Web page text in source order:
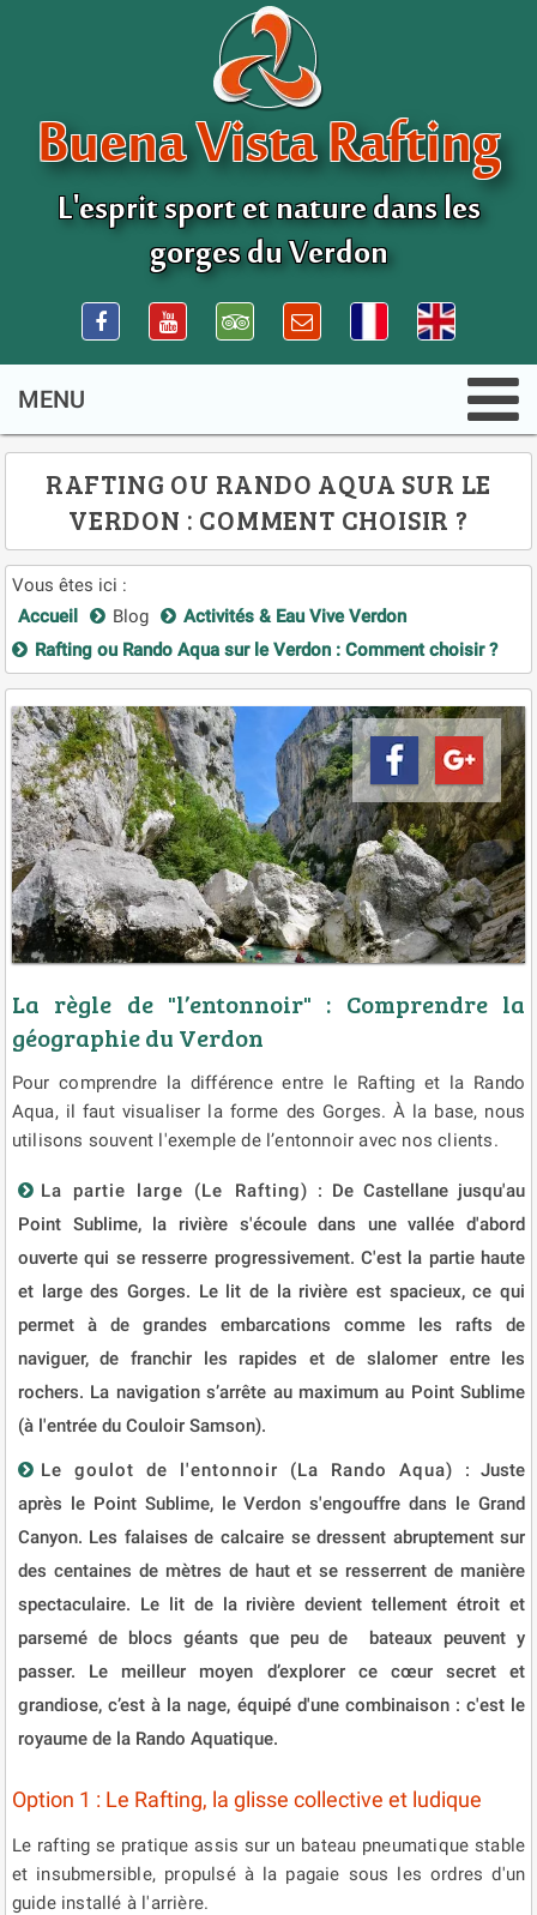
Buena Vista Rafting
L'esprit sport et nature dans les
gorges du Verdon
RAFTING OU RANDO AQUA SUR LE
VERDON : COMMENT CHOISIR ?
Vous êtes ici :
Accueil
Blog
Activités & Eau Vive Verdon
Rafting ou Rando Aqua sur le Verdon : Comment choisir ?
La règle de "l’entonnoir" : Comprendre la
géographie du Verdon
Pour comprendre la différence entre le Rafting et la Rando
Aqua, il faut visualiser la forme des Gorges. À la base, nous
utilisons souvent l'exemple de l’entonnoir avec nos clients.
La partie large (Le Rafting) : De Castellane jusqu'au
Point Sublime, la rivière s'écoule dans une vallée d'abord
ouverte qui se resserre progressivement. C'est la partie haute
et large des Gorges. Le lit de la rivière est spacieux, ce qui
permet à de grandes embarcations comme les rafts de
naviguer, de franchir les rapides et de slalomer entre les
rochers. La navigation s’arrête au maximum au Point Sublime
(à l'entrée du Couloir Samson).
Le goulot de l'entonnoir (La Rando Aqua) : Juste
après le Point Sublime, le Verdon s'engouffre dans le Grand
Canyon. Les falaises de calcaire se dressent abruptement sur
des centaines de mètres de haut et se resserrent de manière
spectaculaire. Le lit de la rivière devient tellement étroit et
parsemé de blocs géants que peu de bateaux peuvent y
passer. Le meilleur moyen d’explorer ce cœur secret et
grandiose, c’est à la nage, équipé d'une combinaison : c'est le
royaume de la Rando Aquatique.
Option 1 : Le Rafting, la glisse collective et ludique
Le rafting se pratique assis sur un bateau pneumatique stable
et insubmersible, propulsé à la pagaie sous les ordres d'un
guide installé à l'arrière.